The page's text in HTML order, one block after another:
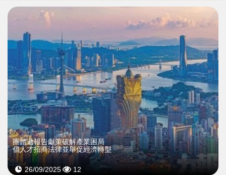
團體遞報告獻策破解產業困局
倡人才招商法律並舉促經濟轉型
26/09/2025 12